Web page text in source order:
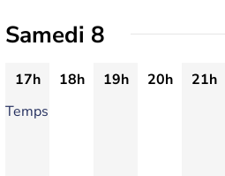
Samedi 8
17h 18h 19h 20h 21h
Temps